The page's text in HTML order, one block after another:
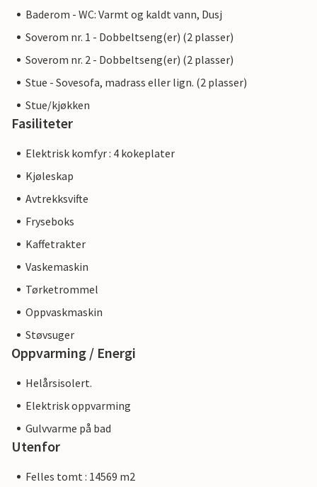
Baderom - WC: Varmt og kaldt vann, Dusj
Soverom nr. 1 - Dobbeltseng(er) (2 plasser)
Soverom nr. 2 - Dobbeltseng(er) (2 plasser)
Stue - Sovesofa, madrass eller lign. (2 plasser)
Stue/kjøkken
Fasiliteter
Elektrisk komfyr : 4 kokeplater
Kjøleskap
Avtrekksvifte
Fryseboks
Kaffetrakter
Vaskemaskin
Tørketrommel
Oppvaskmaskin
Støvsuger
Oppvarming / Energi
Helårsisolert.
Elektrisk oppvarming
Gulvvarme på bad
Utenfor
Felles tomt : 14569 m2